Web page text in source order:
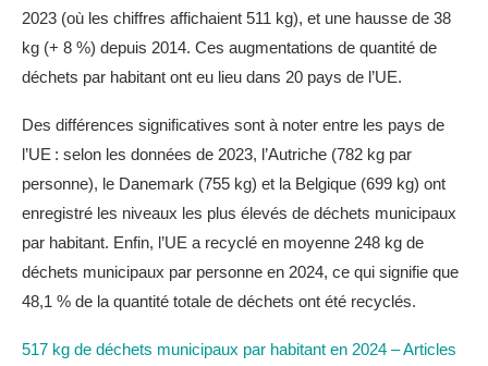
2023 (où les chiffres affichaient 511 kg), et une hausse de 38
kg (+ 8 %) depuis 2014. Ces augmentations de quantité de
déchets par habitant ont eu lieu dans 20 pays de l’UE.
Des différences significatives sont à noter entre les pays de
l’UE : selon les données de 2023, l’Autriche (782 kg par
personne), le Danemark (755 kg) et la Belgique (699 kg) ont
enregistré les niveaux les plus élevés de déchets municipaux
par habitant. Enfin, l’UE a recyclé en moyenne 248 kg de
déchets municipaux par personne en 2024, ce qui signifie que
48,1 % de la quantité totale de déchets ont été recyclés.
517 kg de déchets municipaux par habitant en 2024 – Articles